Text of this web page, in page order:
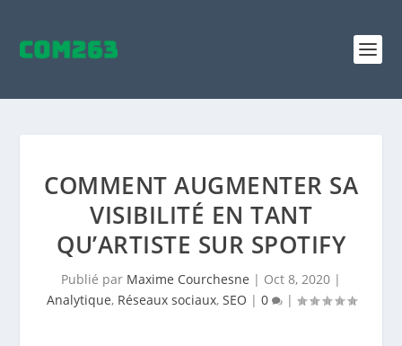
COMMENT AUGMENTER SA
VISIBILITÉ EN TANT
QU’ARTISTE SUR SPOTIFY
Publié par Maxime Courchesne | Oct 8, 2020 |
Analytique, Réseaux sociaux, SEO | 0 |